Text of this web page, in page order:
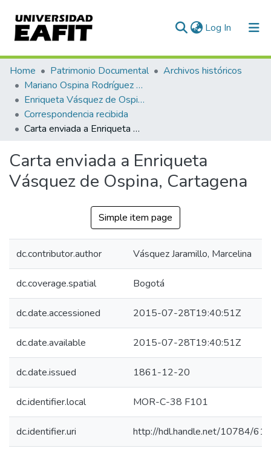
Log In (current)
Communities & Collections
All of DSpace
Statistics
Home Patrimonio Documental
Archivos históricos
Mariano Ospina Rodríguez (1826 -1912)
Enriqueta Vásquez de Ospina
Correspondencia recibida
Carta enviada a Enriqueta Vásquez de Ospina, Cartagena
Carta enviada a Enriqueta
Vásquez de Ospina, Cartagena
Simple item page
dc.contributor.author Vásquez Jaramillo, Marcelina
dc.coverage.spatial Bogotá
dc.date.accessioned 2015-07-28T19:40:51Z
dc.date.available 2015-07-28T19:40:51Z
dc.date.issued 1861-12-20
dc.identifier.local MOR-C-38 F101
dc.identifier.uri http://hdl.handle.net/10784/